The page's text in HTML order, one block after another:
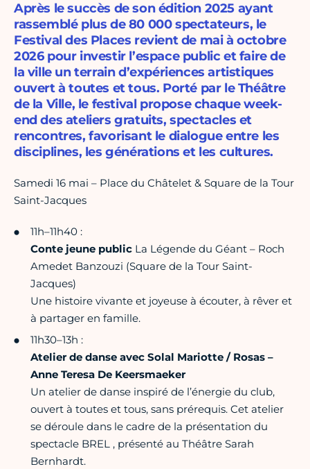
Après le succès de son édition 2025 ayant
rassemblé plus de 80 000 spectateurs, le
Festival des Places revient de mai à octobre
2026 pour investir l’espace public et faire de
la ville un terrain d’expériences artistiques
ouvert à toutes et tous. Porté par le Théâtre
de la Ville, le festival propose chaque week-
end des ateliers gratuits, spectacles et
rencontres, favorisant le dialogue entre les
disciplines, les générations et les cultures.
Samedi 16 mai – Place du Châtelet & Square de la Tour
Saint-Jacques
11h–11h40 :
Conte jeune public La Légende du Géant – Roch
Amedet Banzouzi (Square de la Tour Saint-
Jacques)
Une histoire vivante et joyeuse à écouter, à rêver et
à partager en famille.
11h30–13h :
Atelier de danse avec Solal Mariotte / Rosas –
Anne Teresa De Keersmaeker
Un atelier de danse inspiré de l’énergie du club,
ouvert à toutes et tous, sans prérequis. Cet atelier
se déroule dans le cadre de la présentation du
spectacle BREL , présenté au Théâtre Sarah
Bernhardt.